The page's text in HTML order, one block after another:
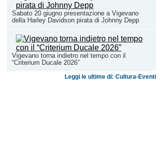
Sabato 20 giugno presentazione a Vigevano
della Harley Davidson pirata di Johnny Depp
Vigevano torna indietro nel tempo con il
“Criterium Ducale 2026”
Leggi le ultime di: Cultura-Eventi